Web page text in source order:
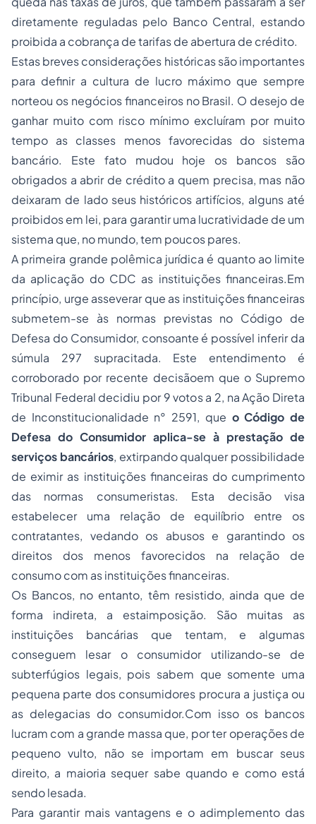
diretamente reguladas pelo Banco Central, estando
proibida a cobrança de tarifas de abertura de crédito.
Estas breves considerações históricas são importantes
para definir a cultura de lucro máximo que sempre
norteou os negócios financeiros no Brasil. O desejo de
ganhar muito com risco mínimo excluíram por muito
tempo as classes menos favorecidas do sistema
bancário. Este fato mudou hoje os bancos são
obrigados a abrir de crédito a quem precisa, mas não
deixaram de lado seus históricos artifícios, alguns até
proibidos em lei, para garantir uma lucratividade de um
sistema que, no mundo, tem poucos pares.
A primeira grande polêmica jurídica é quanto ao limite
da aplicação do CDC as instituições financeiras.Em
princípio, urge asseverar que as instituições financeiras
submetem-se às normas previstas no Código de
Defesa do Consumidor, consoante é possível inferir da
súmula 297 supracitada. Este entendimento é
corroborado por recente decisãoem que o Supremo
Tribunal Federal decidiu por 9 votos a 2, na Ação Direta
de Inconstitucionalidade n° 2591, que o Código de
Defesa do Consumidor aplica-se à prestação de
serviços bancários, extirpando qualquer possibilidade
de eximir as instituições financeiras do cumprimento
das normas consumeristas. Esta decisão visa
estabelecer uma relação de equilíbrio entre os
contratantes, vedando os abusos e garantindo os
direitos dos menos favorecidos na relação de
consumo com as instituições financeiras.
Os Bancos, no entanto, têm resistido, ainda que de
forma indireta, a estaimposição. São muitas as
instituições bancárias que tentam, e algumas
conseguem lesar o consumidor utilizando-se de
subterfúgios legais, pois sabem que somente uma
pequena parte dos consumidores procura a justiça ou
as delegacias do consumidor.Com isso os bancos
lucram com a grande massa que, por ter operações de
pequeno vulto, não se importam em buscar seus
direito, a maioria sequer sabe quando e como está
sendo lesada.
Para garantir mais vantagens e o adimplemento das